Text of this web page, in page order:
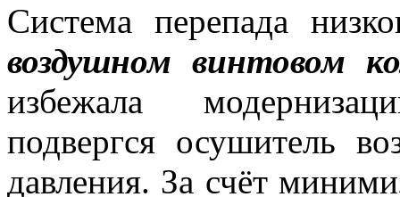
Система перепада
воздушном винтовом
избежала
подвергся осушитель
давления. За счёт